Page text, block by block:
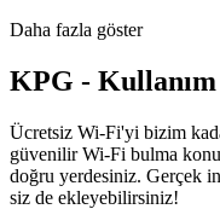
Daha fazla göster
KPG - Kullanım
Ücretsiz Wi-Fi'yi bizim
güvenilir Wi-Fi bulma
doğru yerdesiniz. Gerçek
siz de ekleyebilirsiniz!